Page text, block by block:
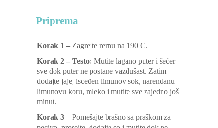
Priprema
Korak 1 – Zagrejte rernu na 190 C.
Korak 2 – Testo: Mutite lagano puter i šećer
sve dok puter ne postane vazdušast. Zatim
dodajte jaje, isceđen limunov sok, narendanu
limunovu koru, mleko i mutite sve zajedno još
minut.
Korak 3 – Pomešajte brašno sa praškom za